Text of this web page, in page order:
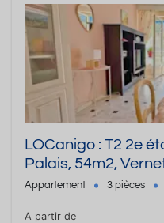
LOCanigo : T2 2e
Palais, 54m2,
Thermes
Appartement 3 pièces
A partir de